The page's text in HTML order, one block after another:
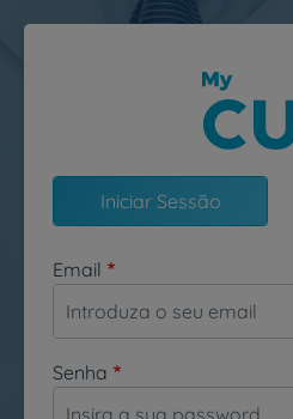
Passar para o conteúdo principal
Iniciar Sessão
Email
Senha